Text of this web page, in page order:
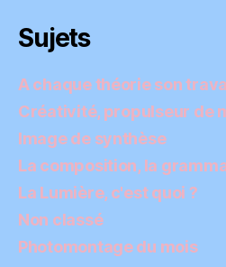
Sujets
A chaque théorie son
Créativité, propulseur de
Image de synthèse
La composition, la
La Lumière, c'est quoi ?
Non classé
Photomontage du mois